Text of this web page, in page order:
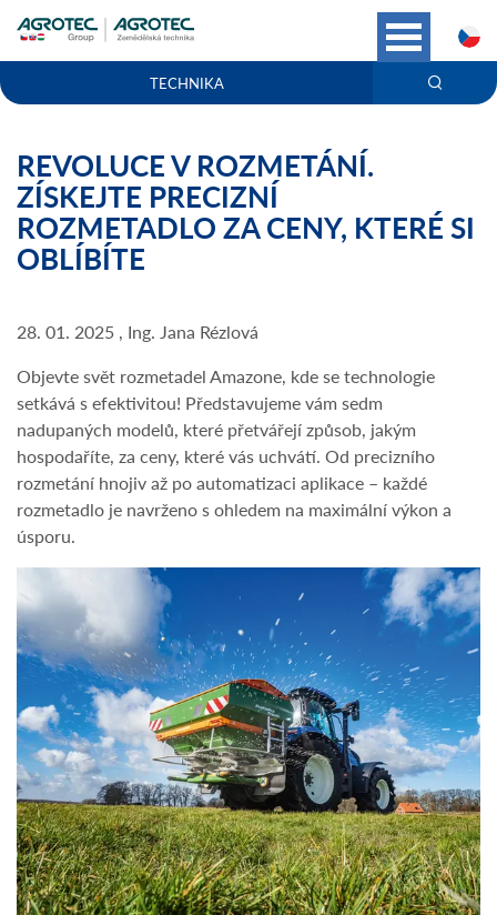
TECHNIKA
REVOLUCE V ROZMETÁNÍ.
ZÍSKEJTE PRECIZNÍ
ROZMETADLO ZA CENY, KTERÉ SI
OBLÍBÍTE
28. 01. 2025 , Ing. Jana Rézlová
Objevte svět rozmetadel Amazone, kde se technologie
setkává s efektivitou! Představujeme vám sedm
nadupaných modelů, které přetvářejí způsob, jakým
hospodaříte, za ceny, které vás uchvátí. Od precizního
rozmetání hnojiv až po automatizaci aplikace – každé
rozmetadlo je navrženo s ohledem na maximální výkon a
úsporu.